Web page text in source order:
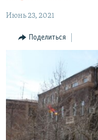
навигации
Перейти
поиску
РЕГИОН
НАГОРНЫЙ КАРАБАХ
АРХИВ
Հայերեն
English
Июнь 23, 2021
Поделиться